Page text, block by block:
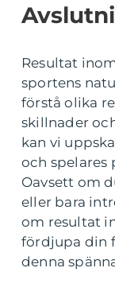
Resultat
sportens
förstå olika
skillnader
kan vi
och spelares
Oavsett om
eller bara
om resultat
fördjupa din
denna